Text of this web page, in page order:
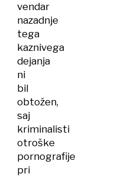
vendar
nazadnje
tega
kaznivega
dejanja
ni
bil
obtožen,
saj
kriminalisti
otroške
pornografije
pri